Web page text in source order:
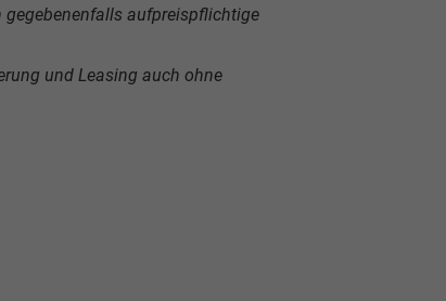
aufpreispflichtige
und Leasing auch ohne